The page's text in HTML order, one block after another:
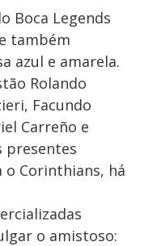
Boca Legends
também
azul e amarela.
Rolando
Facundo
Carreño e
presentes
Corinthians, há
o amistoso: